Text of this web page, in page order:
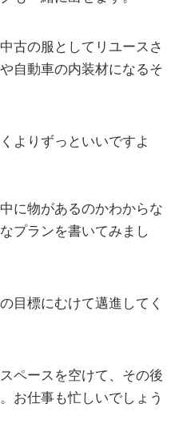
古の服としてリユースさ
自動車の内装材になるそ
よりずっといいですよ
に物があるのかわからな
プランを書いてみまし
目標にむけて邁進してく
ペースを空けて、その後
お仕事も忙しいでしょう